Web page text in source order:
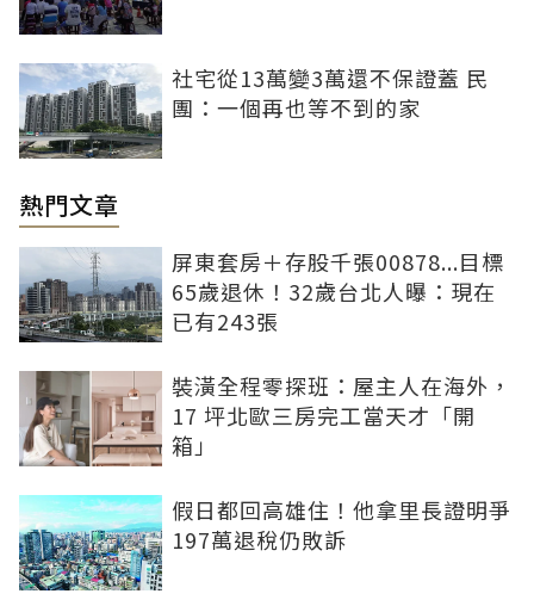
社宅從13萬變3萬還不保證蓋 民
團：一個再也等不到的家
熱門文章
屏東套房＋存股千張00878...目標
65歲退休！32歲台北人曝：現在
已有243張
裝潢全程零探班：屋主人在海外，
17 坪北歐三房完工當天才「開
箱」
假日都回高雄住！他拿里長證明爭
197萬退稅仍敗訴